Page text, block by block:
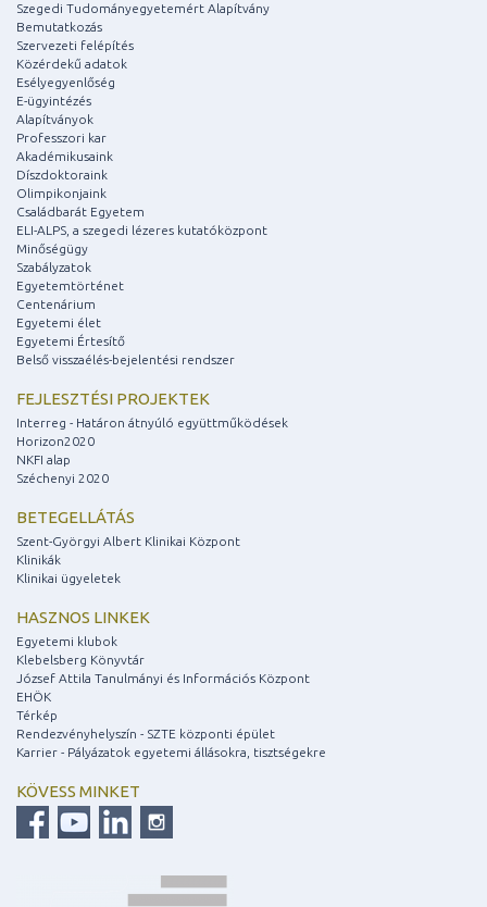
Szegedi Tudományegyetemért Alapítvány
Bemutatkozás
Szervezeti felépítés
Közérdekű adatok
Esélyegyenlőség
E-ügyintézés
Alapítványok
Professzori kar
Akadémikusaink
Díszdoktoraink
Olimpikonjaink
Családbarát Egyetem
ELI-ALPS, a szegedi lézeres kutatóközpont
Minőségügy
Szabályzatok
Egyetemtörténet
Centenárium
Egyetemi élet
Egyetemi Értesítő
Belső visszaélés-bejelentési rendszer
FEJLESZTÉSI PROJEKTEK
Interreg - Határon átnyúló együttműködések
Horizon2020
NKFI alap
Széchenyi 2020
BETEGELLÁTÁS
Szent-Györgyi Albert Klinikai Központ
Klinikák
Klinikai ügyeletek
HASZNOS LINKEK
Egyetemi klubok
Klebelsberg Könyvtár
József Attila Tanulmányi és Információs Központ
EHÖK
Térkép
Rendezvényhelyszín - SZTE központi épület
Karrier - Pályázatok egyetemi állásokra, tisztségekre
KÖVESS MINKET